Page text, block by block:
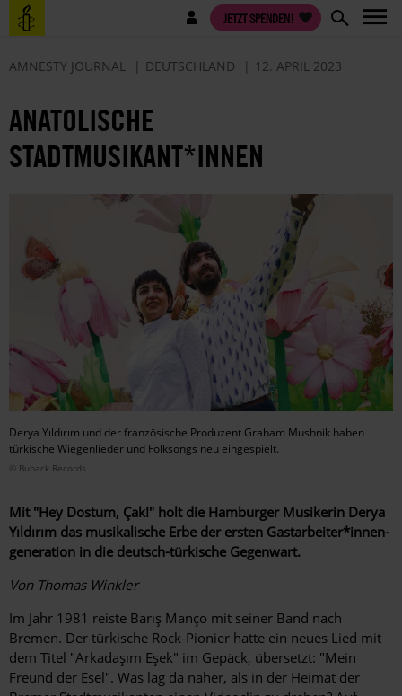
Direkt
zum
Benutzermenü JETZT SPENDEN!
AMNESTY JOURNAL DEUTSCHLAND 12. APRIL 2023
ANATOLISCHE
STADTMUSIKANT*INNEN
Derya Yıldırım und der französische Produzent Graham Mushnik haben
türkische Wiegenlieder und Folksongs neu eingespielt.
© Buback Records
Mit "Hey Dostum, Çak!" holt die Hamburger Musikerin Derya
Yıldırım das musikalische Erbe der ersten Gastarbeiter*innen­
generation in die deutsch-türkische Gegenwart.
Von Thomas Winkler
Im Jahr 1981 reiste Barış Manço mit seiner Band nach
Bremen. Der türkische Rock-Pionier hatte ein neues Lied mit
dem Titel "Arkadaşım Eşek" im Gepäck, übersetzt: "Mein
Freund der Esel". Was lag da näher, als in der Heimat der